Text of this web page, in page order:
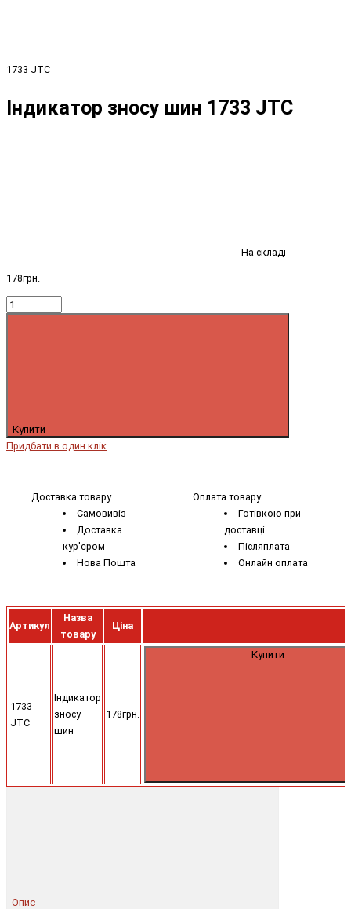
1733 JTC
Індикатор зносу шин 1733 JTC
На складі
178грн.
Купити
Придбати в один клік
Доставка товару
Самовивіз
Доставка
кур'єром
Нова Пошта
Оплата товару
Готівкою при
доставці
Післяплата
Онлайн оплата
Артикул
Назва
товару
Ціна
1733
JTC
Індикатор
зносу
шин
178грн.
Купити
Опис